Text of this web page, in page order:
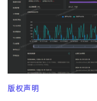
版权声明